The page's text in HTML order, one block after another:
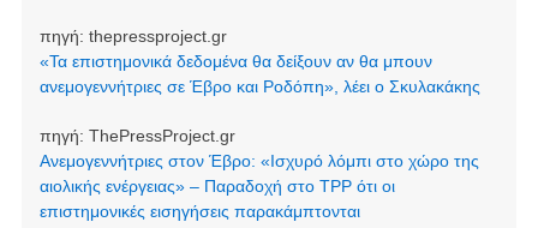
πηγή: thepressproject.gr
«Τα επιστημονικά δεδομένα θα δείξουν αν θα μπουν
ανεμογεννήτριες σε Έβρο και Ροδόπη», λέει ο Σκυλακάκης
πηγή: ThePressProject.gr
Ανεμογεννήτριες στον Έβρο: «Ισχυρό λόμπι στο χώρο της
αιολικής ενέργειας» – Παραδοχή στο TPP ότι οι
επιστημονικές εισηγήσεις παρακάμπτονται